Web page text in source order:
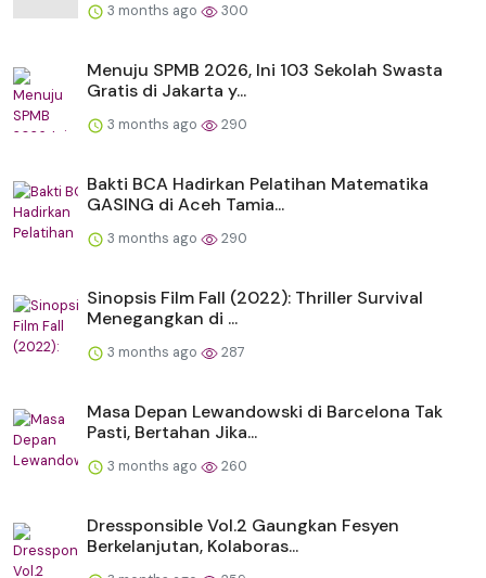
3 months ago 300
Menuju SPMB 2026, Ini 103 Sekolah Swasta
Gratis di Jakarta y...
3 months ago 290
Bakti BCA Hadirkan Pelatihan Matematika
GASING di Aceh Tamia...
3 months ago 290
Sinopsis Film Fall (2022): Thriller Survival
Menegangkan di ...
3 months ago 287
Masa Depan Lewandowski di Barcelona Tak
Pasti, Bertahan Jika...
3 months ago 260
Dressponsible Vol.2 Gaungkan Fesyen
Berkelanjutan, Kolaboras...